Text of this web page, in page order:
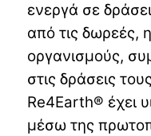
ενεργά σε
από τις δωρεές,
οργανισμούς,
στις δράσεις
Re4Earth® έχει
μέσω της